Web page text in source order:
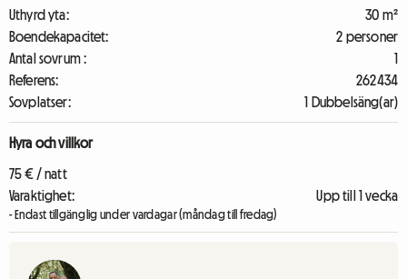
Uthyrd yta:
30 m²
Boendekapacitet:
2 personer
Antal sovrum :
1
Referens:
262434
Sovplatser:
1 Dubbelsäng(ar)
Hyra och villkor
75 € / natt
Varaktighet:
Upp till 1 vecka
- Endast tillgänglig under vardagar (måndag till fredag)